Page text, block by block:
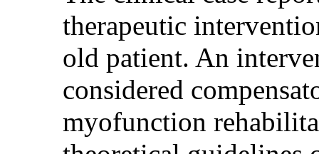
therapeutic
old patient. An
considered
myofunction